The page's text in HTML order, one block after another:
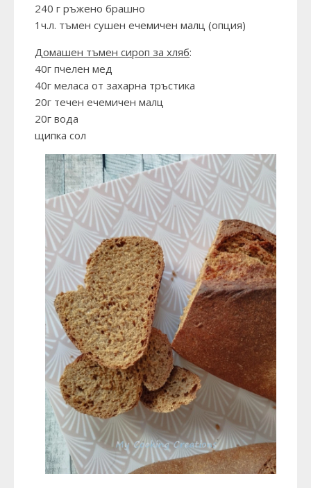
240 г ръжено брашно
1ч.л. тъмен сушен ечемичен малц (опция)
Домашен тъмен сироп за хляб:
40г пчелен мед
40г меласа от захарна тръстика
20г течен ечемичен малц
20г вода
щипка сол